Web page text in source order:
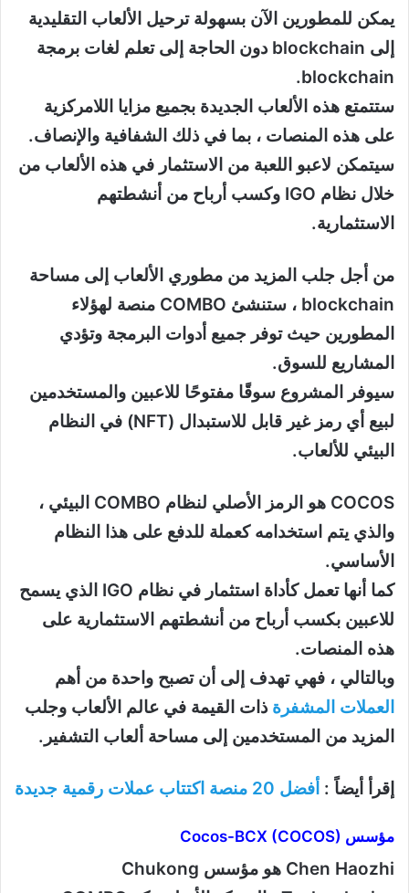
يمكن للمطورين الآن بسهولة ترحيل الألعاب التقليدية
إلى blockchain دون الحاجة إلى تعلم لغات برمجة
blockchain.
ستتمتع هذه الألعاب الجديدة بجميع مزايا اللامركزية
على هذه المنصات ، بما في ذلك الشفافية والإنصاف.
سيتمكن لاعبو اللعبة من الاستثمار في هذه الألعاب من
خلال نظام IGO وكسب أرباح من أنشطتهم
الاستثمارية.
من أجل جلب المزيد من مطوري الألعاب إلى مساحة
blockchain ، ستنشئ COMBO منصة لهؤلاء
المطورين حيث توفر جميع أدوات البرمجة وتؤدي
المشاريع للسوق.
سيوفر المشروع سوقًا مفتوحًا للاعبين والمستخدمين
لبيع أي رمز غير قابل للاستبدال (NFT) في النظام
البيئي للألعاب.
COCOS هو الرمز الأصلي لنظام COMBO البيئي ،
والذي يتم استخدامه كعملة للدفع على هذا النظام
الأساسي.
كما أنها تعمل كأداة استثمار في نظام IGO الذي يسمح
للاعبين بكسب أرباح من أنشطتهم الاستثمارية على
هذه المنصات.
وبالتالي ، فهي تهدف إلى أن تصبح واحدة من أهم
العملات المشفرة ذات القيمة في عالم الألعاب وجلب
المزيد من المستخدمين إلى مساحة ألعاب التشفير.
إقرأ أيضاً : أفضل 20 منصة اكتتاب عملات رقمية جديدة
مؤسس Cocos-BCX (COCOS)
Chen Haozhi هو مؤسس Chukong